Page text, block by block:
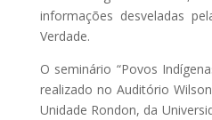
informações desveladas
Verdade.
O seminário “Povos
realizado no Auditório
Unidade Rondon, da